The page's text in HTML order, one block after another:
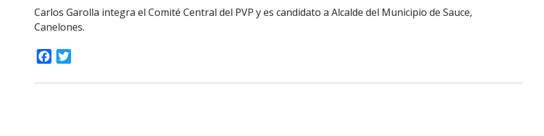
Carlos Garolla integra el Comité Central del PVP y es candidato a Alcalde del Municipio de Sauce,
Canelones.
Facebook